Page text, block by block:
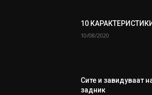
10
10/08/2020
Сите и завидуваат
задник